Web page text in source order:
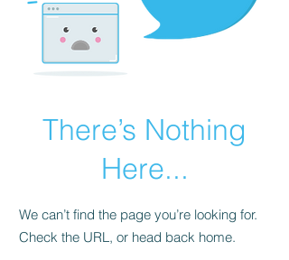
There’s Nothing
Here...
We can’t find the page you’re looking for.
Check the URL, or head back home.